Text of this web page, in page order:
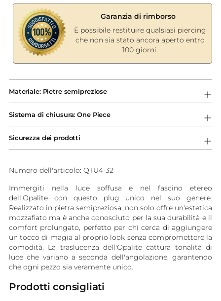
Garanzia di rimborso
È possibile restituire qualsiasi piercing
che non sia stato ancora aperto entro
100 giorni.
prodotto
al
carrello...
Materiale: Pietre semipreziose
Sistema di chiusura: One Piece
Sicurezza dei prodotti
Numero dell'articolo: QTU4-32
Immergiti nella luce soffusa e nel fascino etereo
dell'Opalite con questo plug unico nel suo genere.
Realizzato in pietra semipreziosa, non solo offre un'estetica
mozzafiato ma è anche conosciuto per la sua durabilità e il
comfort prolungato, perfetto per chi cerca di aggiungere
un tocco di magia al proprio look senza compromettere la
comodità. La traslucenza dell'Opalite cattura tonalità di
luce che variano a seconda dell'angolazione, garantendo
che ogni pezzo sia veramente unico.
Prodotti consigliati